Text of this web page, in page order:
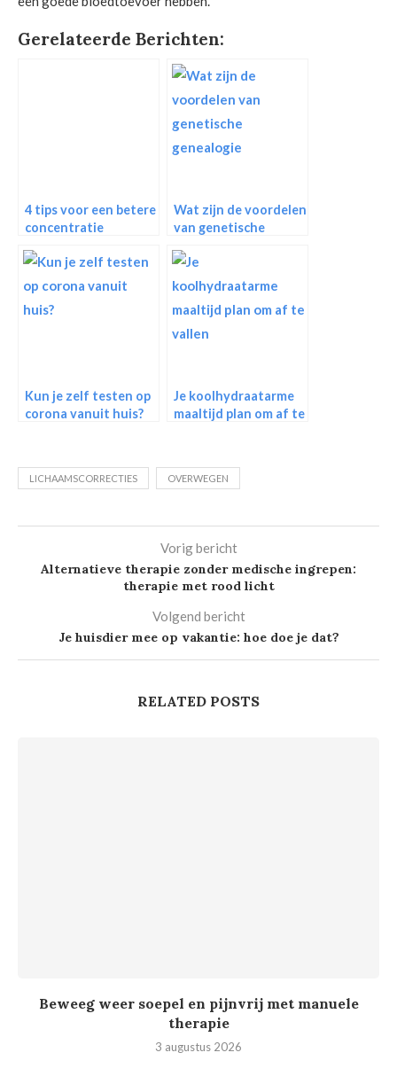
Gerelateerde Berichten:
4 tips voor een betere
concentratie
Wat zijn de voordelen
van genetische
Kun je zelf testen op
corona vanuit huis?
Je koolhydraatarme
maaltijd plan om af te
LICHAAMSCORRECTIES OVERWEGEN
Vorig bericht
Alternatieve therapie zonder medische ingrepen:
therapie met rood licht
Volgend bericht
Je huisdier mee op vakantie: hoe doe je dat?
RELATED POSTS
Beweeg weer soepel en pijnvrij met manuele
therapie
3 augustus 2026